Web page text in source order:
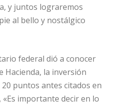
y juntos lograremos
al bello y nostálgico
federal dió a conocer
Hacienda, la inversión
puntos antes citados en
importante decir en lo